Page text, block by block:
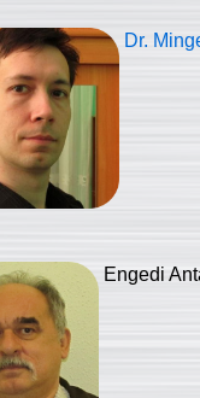
Dr.
Engedi